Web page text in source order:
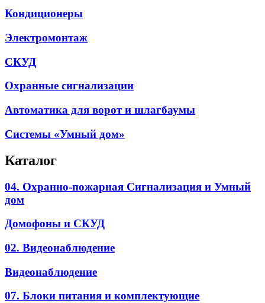
Кондиционеры
Электромонтаж
СКУД
Охранные сигнализации
Автоматика для ворот и шлагбаумы
Системы «Умный дом»
Каталог
04. Охранно-пожарная Сигнализация и Умный
дом
Домофоны и СКУД
02. Видеонаблюдение
Видеонаблюдение
07. Блоки питания и комплектующие